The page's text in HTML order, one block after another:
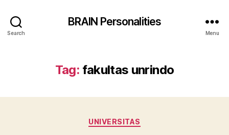
Search
BRAIN Personalities
Menu
Tag: fakultas unrindo
Categories
UNIVERSITAS